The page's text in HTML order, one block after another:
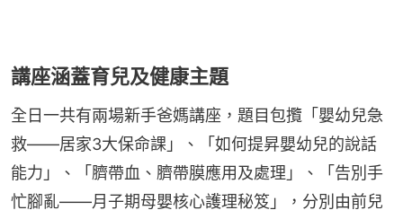
講座涵蓋育兒及健康主題
全日一共有兩場新手爸媽講座，題目包攬「嬰幼兒急
救——居家3大保命課」、「如何提昇嬰幼兒的說話
能力」、「臍帶血、臍帶膜應用及處理」、「告別手
忙腳亂——月子期母嬰核心護理秘笈」，分別由前兒